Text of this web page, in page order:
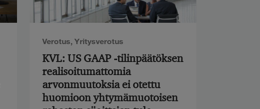
Verotus, Yritysverotus
KVL: US GAAP -tilinpäätöksen
realisoitumattomia
arvonmuutoksia ei otettu
huomioon yhtymämuotoisen